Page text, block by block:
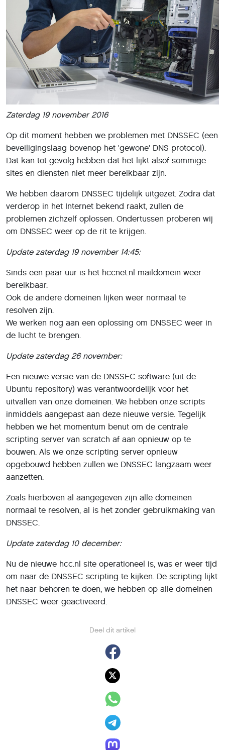
Deel dit artikel
Zaterdag 19 november 2016
Op dit moment hebben we problemen met DNSSEC (een
beveiligingslaag bovenop het 'gewone' DNS protocol).
Dat kan tot gevolg hebben dat het lijkt alsof sommige
sites en diensten niet meer bereikbaar zijn.
We hebben daarom DNSSEC tijdelijk uitgezet. Zodra dat
verderop in het Internet bekend raakt, zullen de
problemen zichzelf oplossen. Ondertussen proberen wij
om DNSSEC weer op de rit te krijgen.
Update zaterdag 19 november 14:45:
Sinds een paar uur is het hccnet.nl maildomein weer
bereikbaar.
Ook de andere domeinen lijken weer normaal te
resolven zijn.
We werken nog aan een oplossing om DNSSEC weer in
de lucht te brengen.
Update zaterdag 26 november:
Een nieuwe versie van de DNSSEC software (uit de
Ubuntu repository) was verantwoordelijk voor het
uitvallen van onze domeinen. We hebben onze scripts
inmiddels aangepast aan deze nieuwe versie. Tegelijk
hebben we het momentum benut om de centrale
scripting server van scratch af aan opnieuw op te
bouwen. Als we onze scripting server opnieuw
opgebouwd hebben zullen we DNSSEC langzaam weer
aanzetten.
Zoals hierboven al aangegeven zijn alle domeinen
normaal te resolven, al is het zonder gebruikmaking van
DNSSEC.
Update zaterdag 10 december:
Nu de nieuwe hcc.nl site operationeel is, was er weer tijd
om naar de DNSSEC scripting te kijken. De scripting lijkt
het naar behoren te doen, we hebben op alle domeinen
DNSSEC weer geactiveerd.